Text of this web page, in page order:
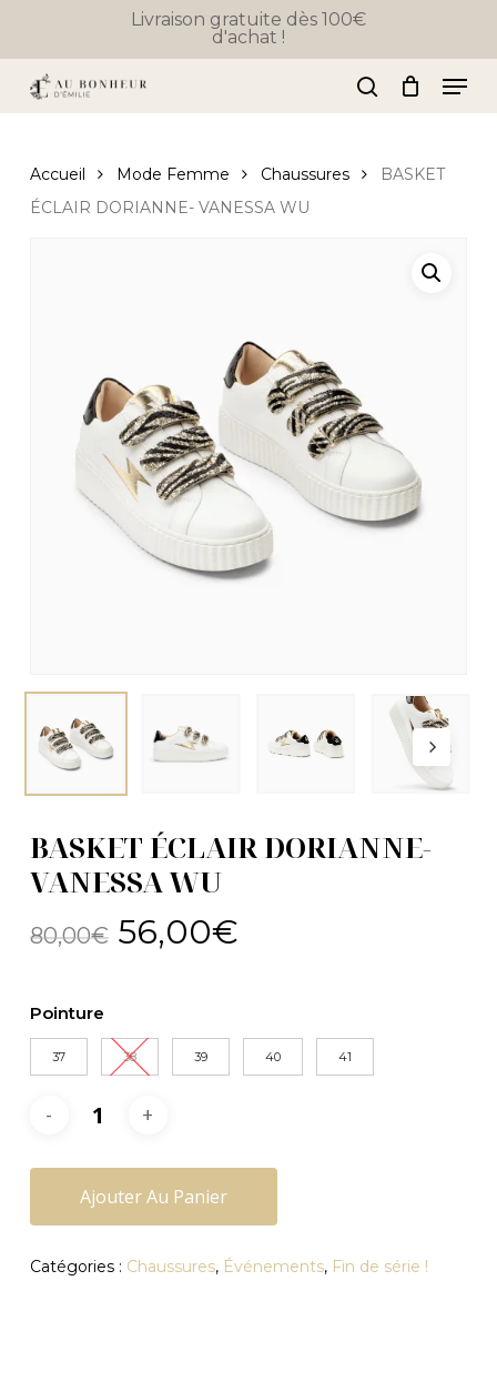
content
Livraison gratuite dès 100€
d'achat !
search
Cart
Accueil Mode Femme Chaussures
BASKET
ÉCLAIR DORIANNE- VANESSA WU
BASKET ÉCLAIR DORIANNE-
VANESSA WU
80,00€ Le
était :
80,00€.
56,00€Le
est :
56,00€.
Pointure
37 38 39 40 41
Ajouter Au Panier
Catégories : Chaussures, Événements, Fin de série !
Menu